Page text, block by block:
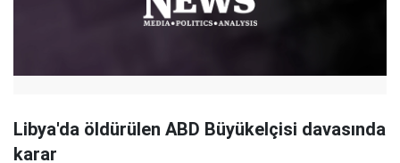
Libya'da öldürülen ABD Büyükelçisi davasında
karar